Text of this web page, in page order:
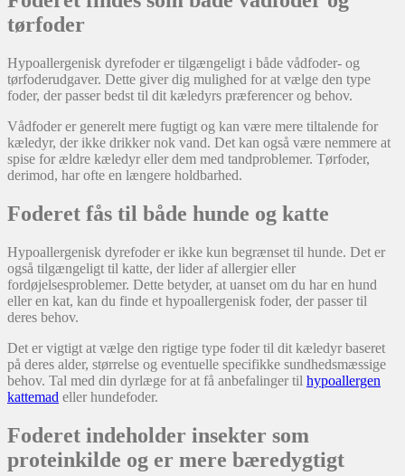
tørfoder
Hypoallergenisk dyrefoder er tilgængeligt i både vådfoder- og
tørfoderudgaver. Dette giver dig mulighed for at vælge den type
foder, der passer bedst til dit kæledyrs præferencer og behov.
Vådfoder er generelt mere fugtigt og kan være mere tiltalende for
kæledyr, der ikke drikker nok vand. Det kan også være nemmere at
spise for ældre kæledyr eller dem med tandproblemer. Tørfoder,
derimod, har ofte en længere holdbarhed.
Foderet fås til både hunde og katte
Hypoallergenisk dyrefoder er ikke kun begrænset til hunde. Det er
også tilgængeligt til katte, der lider af allergier eller
fordøjelsesproblemer. Dette betyder, at uanset om du har en hund
eller en kat, kan du finde et hypoallergenisk foder, der passer til
deres behov.
Det er vigtigt at vælge den rigtige type foder til dit kæledyr baseret
på deres alder, størrelse og eventuelle specifikke sundhedsmæssige
behov. Tal med din dyrlæge for at få anbefalinger til hypoallergen
kattemad eller hundefoder.
Foderet indeholder insekter som
proteinkilde og er mere bæredygtigt